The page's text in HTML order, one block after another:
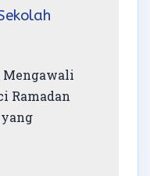
Mengawali
Ramadan